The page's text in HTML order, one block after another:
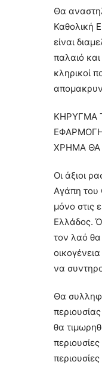
Θα
Καθολική
είναι
παλαιό
κληρικοί
ΚΗΡΥΓΜΑ
ΧΡΗΜΑ ΘΑ
Οι άξιοι
Αγάπη του
μόνο στις
Ελλάδος.
τον λαό
να
Θα
θα